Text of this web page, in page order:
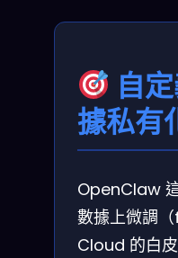
自
據私有
OpenClaw
數據上微調
Cloud 的白